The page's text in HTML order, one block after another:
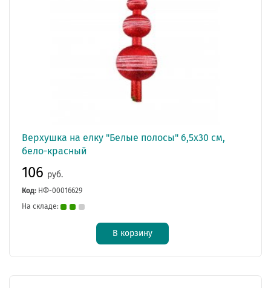
Верхушка на елку "Белые полосы" 6,5х30 см,
бело-красный
106 руб.
Код: НФ-00016629
На складе:
В корзину